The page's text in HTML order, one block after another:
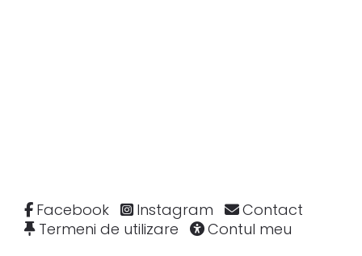
Facebook Instagram
Contact
Termeni de utilizare
Contul meu